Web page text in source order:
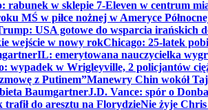
rabunek w sklepie 7-Eleven w centrum
MŚ w piłce nożnej w Ameryce
USA gotowe do wsparcia irańskich
wejście w nowy rokChicago: 25-latek
IL: emerytowana nauczycielka
wypadek w Wrigleyville, 2 policjantów
z Putinem”Manewry Chin wokół
BaumgartnerJ.D. Vance: spór o
do aresztu na FlorydzieNie żyje Chris